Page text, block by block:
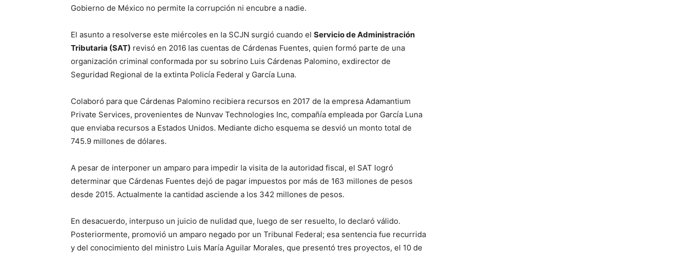
Gobierno de México no permite la corrupción ni encubre a nadie.
El asunto a resolverse este miércoles en la SCJN surgió cuando el Servicio de Administración
Tributaria (SAT) revisó en 2016 las cuentas de Cárdenas Fuentes, quien formó parte de una
organización criminal conformada por su sobrino Luis Cárdenas Palomino, exdirector de
Seguridad Regional de la extinta Policía Federal y García Luna.
Colaboró para que Cárdenas Palomino recibiera recursos en 2017 de la empresa Adamantium
Private Services, provenientes de Nunvav Technologies Inc, compañía empleada por García Luna
que enviaba recursos a Estados Unidos. Mediante dicho esquema se desvió un monto total de
745.9 millones de dólares.
A pesar de interponer un amparo para impedir la visita de la autoridad fiscal, el SAT logró
determinar que Cárdenas Fuentes dejó de pagar impuestos por más de 163 millones de pesos
desde 2015. Actualmente la cantidad asciende a los 342 millones de pesos.
En desacuerdo, interpuso un juicio de nulidad que, luego de ser resuelto, lo declaró válido.
Posteriormente, promovió un amparo negado por un Tribunal Federal; esa sentencia fue recurrida
y del conocimiento del ministro Luis María Aguilar Morales, que presentó tres proyectos, el 10 de